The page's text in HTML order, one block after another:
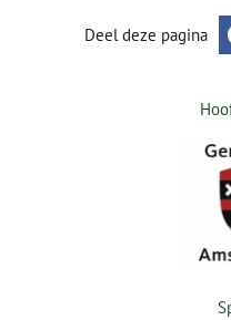
Deel deze pagina